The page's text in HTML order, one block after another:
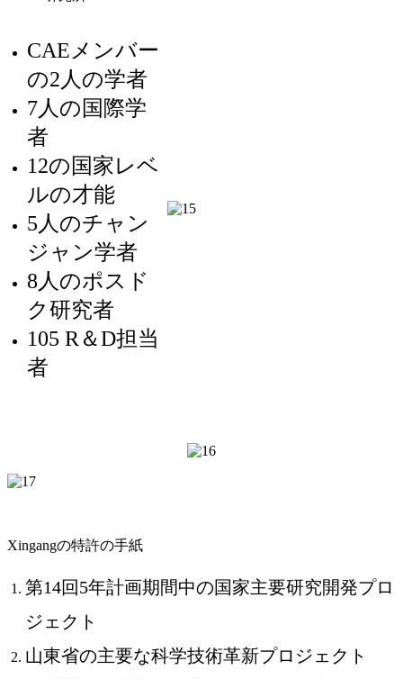
CAEメンバー
の2人の学者
7人の国際学
者
12の国家レベ
ルの才能
5人のチャン
ジャン学者
8人のポスド
ク研究者
105 R＆D担当
者
Xingangの特許の手紙
第14回5年計画期間中の国家主要研究開発プロ
ジェクト
山東省の主要な科学技術革新プロジェクト